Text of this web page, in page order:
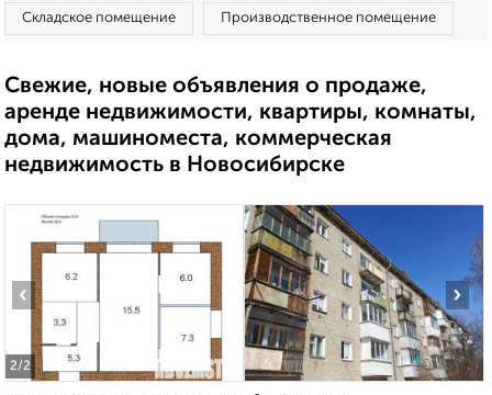
Складское помещение Производственное помещение
Свежие, новые объявления о продаже,
аренде недвижимости, квартиры, комнаты,
дома, машиноместа, коммерческая
недвижимость в Новосибирске
2/2
‹ ›